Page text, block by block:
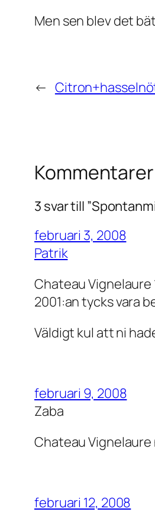
Men sen blev det
←
Kommentarer
3 svar till
februari 3, 2008
Patrik
Chateau Vignelaure
2001:an tycks vara
Väldigt kul att ni
februari 9, 2008
Zaba
Chateau
februari 12, 2008